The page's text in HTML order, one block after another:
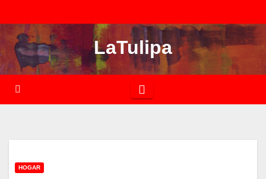
al
contenido
LaTulipa
HOGAR